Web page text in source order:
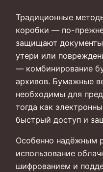
Традиционные
коробки — по-
защищают документы
утери или
— комбинирование
архивов. Бумажные
необходимы для
тогда как
быстрый доступ и
Особенно надёжным
использование
шифрованием и